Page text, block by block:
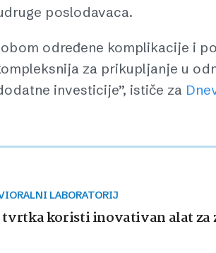
poslodavaca.
određene komplikacije i
za prikupljanje u
investicije”, ističe za
LABORATORIJ
tvrtka koristi inovativan alat za